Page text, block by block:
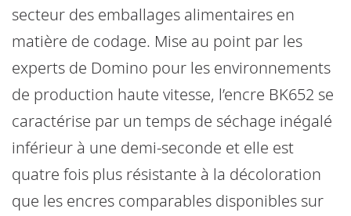
secteur des emballages alimentaires en
matière de codage. Mise au point par les
experts de Domino pour les environnements
de production haute vitesse, l’encre BK652 se
caractérise par un temps de séchage inégalé
inférieur à une demi-seconde et elle est
quatre fois plus résistante à la décoloration
que les encres comparables disponibles sur